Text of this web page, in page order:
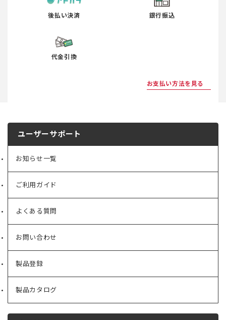
後払い決済 銀行振込
代金引換
お支払い方法を見る
ユーザーサポート
お知らせ一覧
ご利用ガイド
よくある質問
お問い合わせ
製品登録
製品カタログ